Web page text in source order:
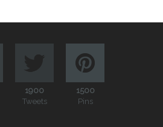
1900
Tweets
1500
Pins